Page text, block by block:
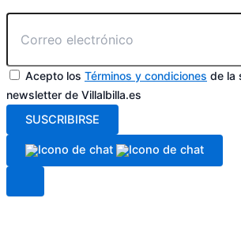
Acepto los Términos y condiciones de la
newsletter de Villalbilla.es
SUSCRIBIRSE